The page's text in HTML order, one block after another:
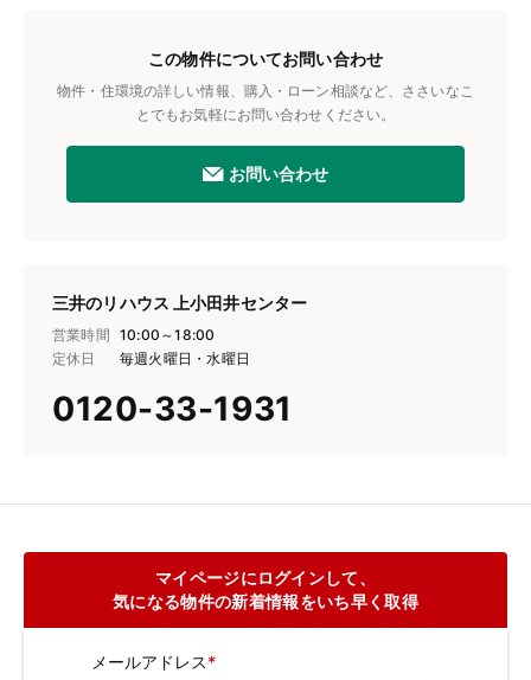
この物件についてお問い合わせ
物件・住環境の詳しい情報、購入・ローン相談など、ささいなこ
とでもお気軽にお問い合わせください。
お問い合わせ
三井のリハウス 上小田井センター
営業時間 10:00～18:00
定休日
毎週火曜日・水曜日
0120-33-1931
マイページにログインして、
気になる物件の新着情報をいち早く取得
メールアドレス